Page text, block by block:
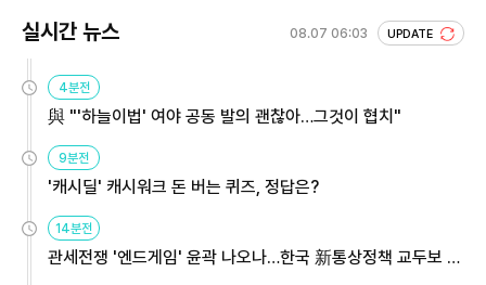
실시간 뉴스 08.07 06:03 UPDATE
4분전
與 "'하늘이법' 여야 공동 발의 괜찮아…그것이 협치"
9분전
'캐시딜' 캐시워크 돈 버는 퀴즈, 정답은?
14분전
관세전쟁 '엔드게임' 윤곽 나오나…한국 新통상정책 교두보 활